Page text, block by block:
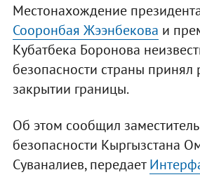
Местонахождение
Сооронбая Жээнбекова и
Кубатбека Боронова
безопасности страны
закрытии границы.
Об этом сообщил
безопасности Кыргызстана
Суваналиев, передает